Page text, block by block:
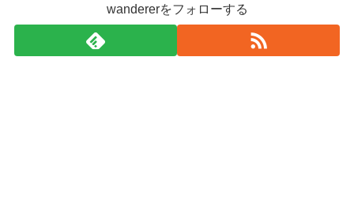
wandererをフォローする